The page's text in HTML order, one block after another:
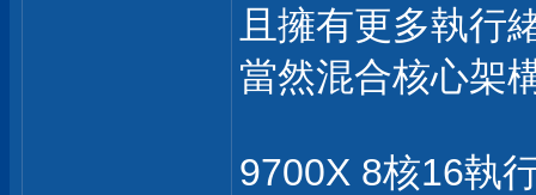
且擁有更多執行
當然混合核心架
9700X 8核16執